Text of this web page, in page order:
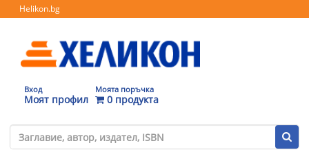
Helikon.bg
Вход
Моят профил
Моята поръчка
0 продукта